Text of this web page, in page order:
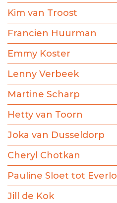
Kim van Troost
Francien Huurman
Emmy Koster
Lenny Verbeek
Martine Scharp
Hetty van Toorn
Joka van Dusseldorp
Cheryl Chotkan
Pauline Sloet tot Everlo
Jill de Kok